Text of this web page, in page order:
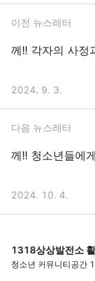
이전 뉴스레터
께!! 각자의 사정
2024. 9. 3.
다음 뉴스레터
께!! 청소년들에
2024. 10. 4.
1318상상발전소
청소년 커뮤니티공간